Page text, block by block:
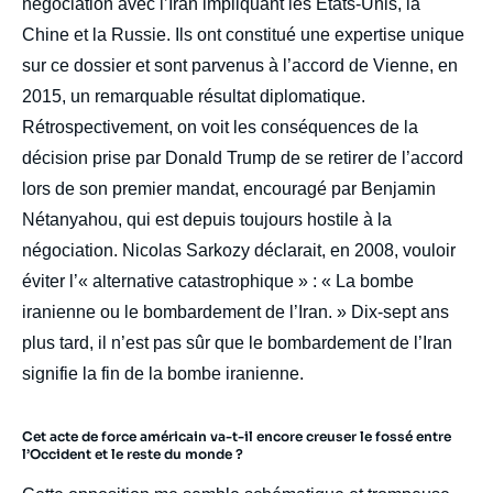
Chine et la Russie. Ils ont constitué une expertise unique
sur ce dossier et sont parvenus à l’accord de Vienne, en
2015, un remarquable résultat diplomatique.
Rétrospectivement, on voit les conséquences de la
décision prise par Donald Trump de se retirer de l’accord
lors de son premier mandat, encouragé par Benjamin
Nétanyahou, qui est depuis toujours hostile à la
négociation. Nicolas Sarkozy déclarait, en 2008, vouloir
éviter l’« alternative catastrophique » : « La bombe
iranienne ou le bombardement de l’Iran. » Dix-sept ans
plus tard, il n’est pas sûr que le bombardement de l’Iran
signifie la fin de la bombe iranienne.
Cet acte de force américain va-t-il encore creuser le fossé entre
l’Occident et le reste du monde ?